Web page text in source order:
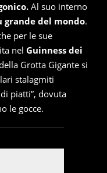
Al suo interno
grande del mondo.
per le sue
nel Guinness dei
Grotta Gigante si
stalagmiti
piatti”, dovuta
le gocce.